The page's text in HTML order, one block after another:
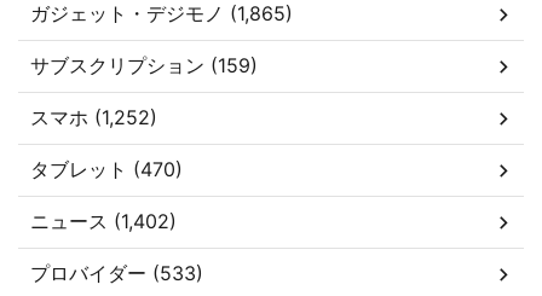
ガジェット・デジモノ (1,865)
サブスクリプション (159)
スマホ (1,252)
タブレット (470)
ニュース (1,402)
プロバイダー (533)